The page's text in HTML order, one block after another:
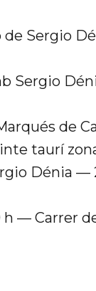
Sergio
Sergio
de
taurí
Dénia
h — Carrer